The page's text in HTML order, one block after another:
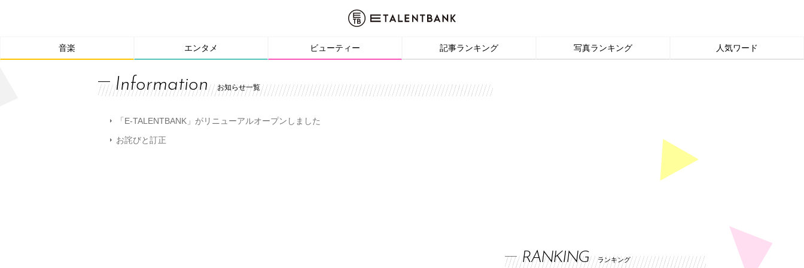
音楽 エンタメ ビューティー 記事ランキング 写真ランキング 人気ワード
Information お知らせ一覧
「E-TALENTBANK」がリニューアルオープンしました
お詫びと訂正
RANKING ランキング